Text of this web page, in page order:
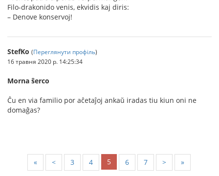
Filo-drakonido venis, ekvidis kaj diris:
– Denove konservoj!
StefKo (Переглянути профіль)
16 травня 2020 р. 14:25:34
Morna ŝerco
Ĉu en via familio por aĉetaĵoj ankaŭ iradas tiu kiun oni ne
domaĝas?
« < 3 4 5 6 7 > »